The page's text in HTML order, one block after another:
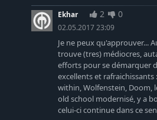
Ekhar 2 0
02.05.2017 23:09
Je ne peux qu'approuver...
trouve (tres) médiocres,
efforts pour se démarquer
excellents et rafraichissants
within, Wolfenstein, Doom,
old school modernisé, y a
celui-ci continue dans ce